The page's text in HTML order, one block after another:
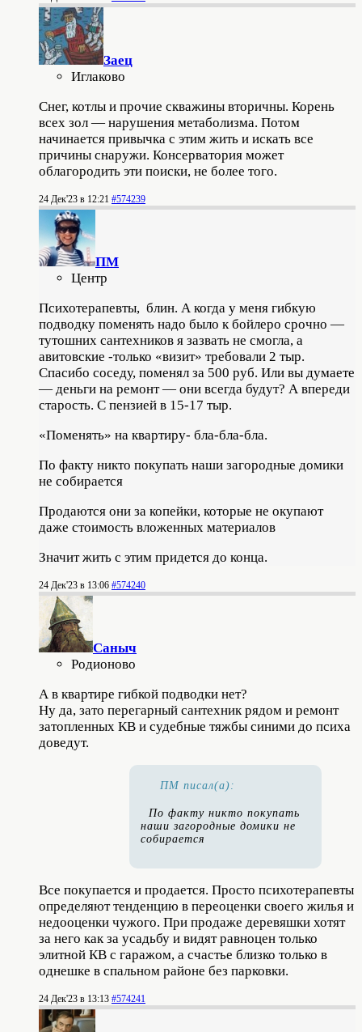
Заец
Иглаково
Снег, котлы и прочие скважины вторичны. Корень
всех зол — нарушения метаболизма. Потом
начинается привычка с этим жить и искать все
причины снаружи. Консерватория может
облагородить эти поиски, не более того.
24 Дек'23 в 12:21 #574239
ПМ
Центр
Психотерапевты, блин. А когда у меня гибкую
подводку поменять надо было к бойлеро срочно —
тутошних сантехников я зазвать не смогла, а
авитовские -только «визит» требовали 2 тыр.
Спасибо соседу, поменял за 500 руб. Или вы думаете
— деньги на ремонт — они всегда будут? А впереди
старость. С пензией в 15-17 тыр.
«Поменять» на квартиру- бла-бла-бла.
По факту никто покупать наши загородные домики
не собирается
Продаются они за копейки, которые не окупают
даже стоимость вложенных материалов
Значит жить с этим придется до конца.
24 Дек'23 в 13:06 #574240
Саныч
Родионово
А в квартире гибкой подводки нет?
Ну да, зато перегарный сантехник рядом и ремонт
затопленных КВ и судебные тяжбы синими до психа
доведут.
ПМ писал(а):
По факту никто покупать
наши загородные домики не
собирается
Все покупается и продается. Просто психотерапевты
определяют тенденцию в переоценки своего жилья и
недооценки чужого. При продаже деревяшки хотят
за него как за усадьбу и видят равноцен только
элитной КВ с гаражом, а счастье близко только в
однешке в спальном районе без парковки.
24 Дек'23 в 13:13 #574241